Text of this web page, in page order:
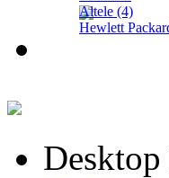
Altele (4)
Hewlett